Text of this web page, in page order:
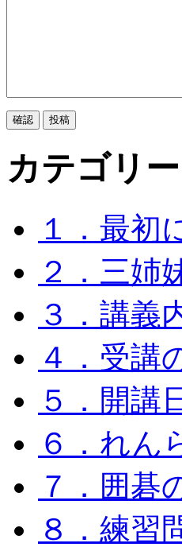
カテゴリー
１．最初
２．三姉
３．講義
４．受講
５．開講
６．れん
７．囲碁
８．練習